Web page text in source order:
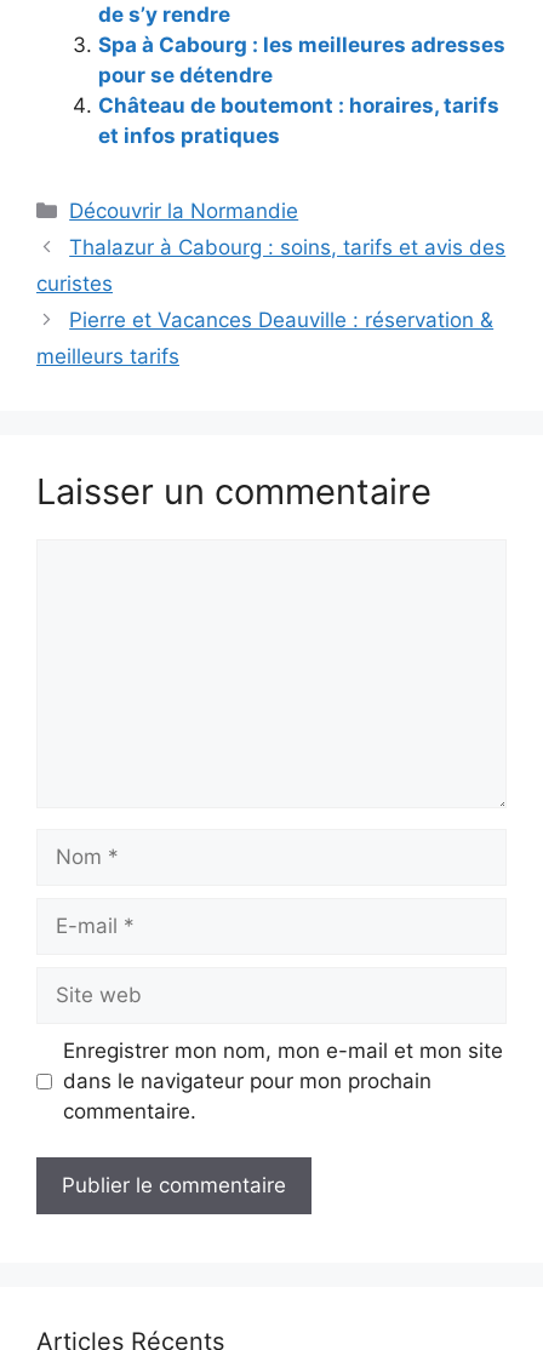
de s’y rendre
Spa à Cabourg : les meilleures adresses
pour se détendre
Château de boutemont : horaires, tarifs
et infos pratiques
Catégories
Découvrir la Normandie
Thalazur à Cabourg : soins, tarifs et avis des
curistes
Pierre et Vacances Deauville : réservation &
meilleurs tarifs
Laisser un commentaire
mail
web
Enregistrer mon nom, mon e-mail et mon site
dans le navigateur pour mon prochain
commentaire.
Articles Récents